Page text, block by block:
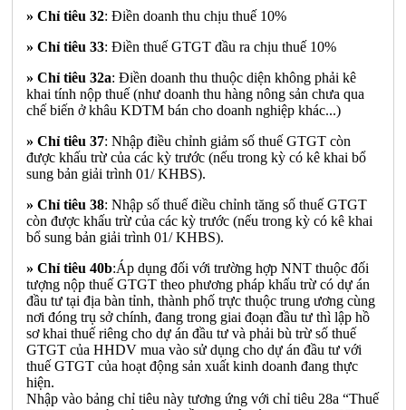
» Chỉ tiêu 32: Điền doanh thu chịu thuế 10%
» Chỉ tiêu 33: Điền thuế GTGT đầu ra chịu thuế 10%
» Chỉ tiêu 32a: Điền doanh thu thuộc diện không phải kê
khai tính nộp thuế (như doanh thu hàng nông sản chưa qua
chế biến ở khâu KDTM bán cho doanh nghiệp khác...)
» Chỉ tiêu 37: Nhập điều chỉnh giảm số thuế GTGT còn
được khấu trừ của các kỳ trước (nếu trong kỳ có kê khai bổ
sung bản giải trình 01/ KHBS).
» Chỉ tiêu 38: Nhập số thuế điều chỉnh tăng số thuế GTGT
còn được khấu trừ của các kỳ trước (nếu trong kỳ có kê khai
bổ sung bản giải trình 01/ KHBS).
» Chỉ tiêu 40b:Áp dụng đối với trường hợp NNT thuộc đối
tượng nộp thuế GTGT theo phương pháp khấu trừ có dự án
đầu tư tại địa bàn tỉnh, thành phố trực thuộc trung ương cùng
nơi đóng trụ sở chính, đang trong giai đoạn đầu tư thì lập hồ
sơ khai thuế riêng cho dự án đầu tư và phải bù trừ số thuế
GTGT của HHDV mua vào sử dụng cho dự án đầu tư với
thuế GTGT của hoạt động sản xuất kinh doanh đang thực
hiện.
Nhập vào bảng chỉ tiêu này tương ứng với chỉ tiêu 28a “Thuế